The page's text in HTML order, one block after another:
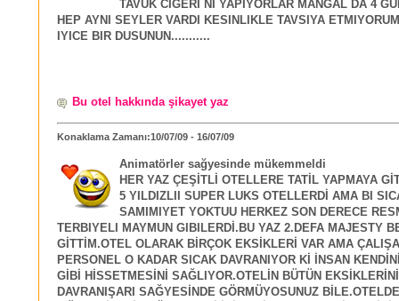
TAVUK CIGERI NI YAPIYORLAR MANGAL DA 4
HEP AYNI SEYLER VARDI KESINLIKLE TAVSIYA
IYICE BIR DUSUNUN...........
Bu otel hakkında şikayet yaz
Konaklama Zamanı:10/07/09 - 16/07/09
Animatörler sağyesinde mükemmeldi
HER YAZ ÇEŞİTLİ OTELLERE TATİL YAPMAYA
5 YILDIZLII SUPER LUKS OTELLERDİ AMA BI
SAMIMIYET YOKTUU HERKEZ SON DERECE
TERBIYELI MAYMUN GIBILERDİ.BU YAZ 2.DEFA MAJESTY
GİTTİM.OTEL OLARAK BİRÇOK EKSİKLERİ VAR AMA
PERSONEL O KADAR SICAK DAVRANIYOR Kİ İNSAN
GİBİ HİSSETMESİNİ SAĞLIYOR.OTELİN BÜTÜN
DAVRANIŞARI SAĞYESİNDE GÖRMÜYOSUNUZ